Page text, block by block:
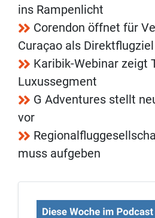
ins Rampenlicht
Corendon öffnet für
Curaçao als Direktflugziel
Karibik-Webinar zeigt
Luxussegment
G Adventures stellt
vor
muss aufgeben